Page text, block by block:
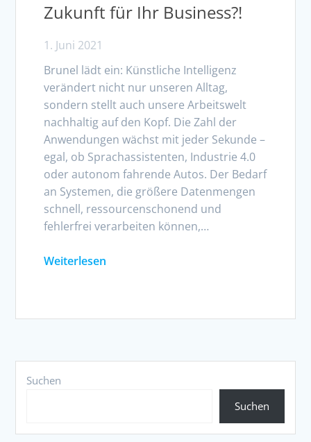
Zukunft für Ihr Business?!
1. Juni 2021
Brunel lädt ein: Künstliche Intelligenz
verändert nicht nur unseren Alltag,
sondern stellt auch unsere Arbeitswelt
nachhaltig auf den Kopf. Die Zahl der
Anwendungen wächst mit jeder Sekunde –
egal, ob Sprachassistenten, Industrie 4.0
oder autonom fahrende Autos. Der Bedarf
an Systemen, die größere Datenmengen
schnell, ressourcenschonend und
fehlerfrei verarbeiten können,…
Weiterlesen
Suchen
Suchen